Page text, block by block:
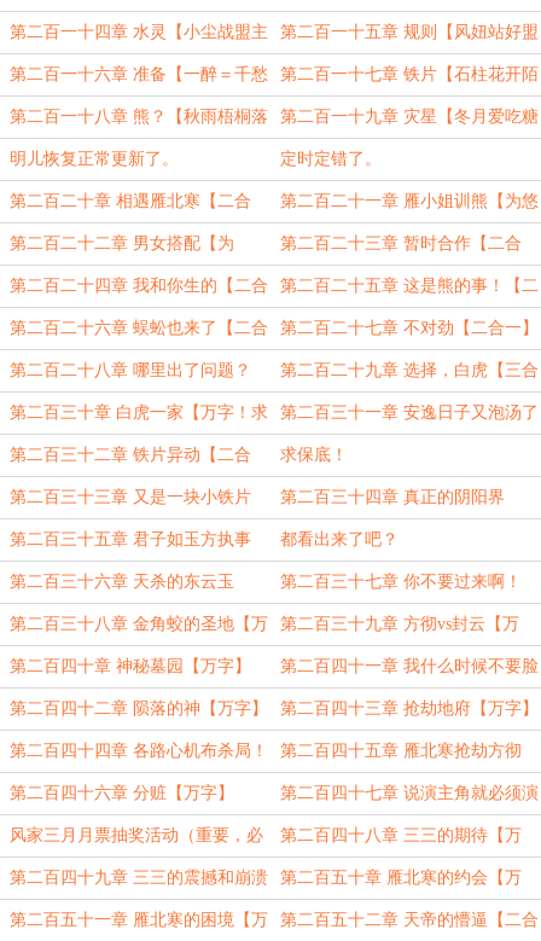
盟主祝大家新年快乐】 主祝福大家新年快乐】
第二百一十四章 水灵【小尘战盟主
祝福大家新年快乐】
第二百一十五章 规则【风妞站好盟
主祝福大家新年快乐】
第二百一十六章 准备【一醉＝千愁
盟主祝大家新年快乐】
第二百一十七章 铁片【石柱花开陌
上香盟主祝大家新年快乐】
第二百一十八章 熊？【秋雨梧桐落
叶时盟主祝大家新年快乐】
第二百一十九章 灾星【冬月爱吃糖
盟主祝大家新年快乐】
明儿恢复正常更新了。 定时定错了。
第二百二十章 相遇雁北寒【二合
一】
第二百二十一章 雁小姐训熊【为悠
闲小黑手盟主加更】
第二百二十二章 男女搭配【为
miracle风息盟主加更】
第二百二十三章 暂时合作【二合
一】
第二百二十四章 我和你生的【二合
一】
第二百二十五章 这是熊的事！【二
合一】
第二百二十六章 蜈蚣也来了【二合
一】
第二百二十七章 不对劲【二合一】
第二百二十八章 哪里出了问题？
【二合一】
第二百二十九章 选择，白虎【三合
一】
第二百三十章 白虎一家【万字！求
月票！】
第二百三十一章 安逸日子又泡汤了
【二合一】
第二百三十二章 铁片异动【二合
一】
求保底！
第二百三十三章 又是一块小铁片
【万字！】
第二百三十四章 真正的阴阳界
【万！】
第二百三十五章 君子如玉方执事
【万字！】
都看出来了吧？
第二百三十六章 天杀的东云玉
【万！】
第二百三十七章 你不要过来啊！
【万字】
第二百三十八章 金角蛟的圣地【万
字】
第二百三十九章 方彻vs封云【万
字】
第二百四十章 神秘墓园【万字】 第二百四十一章 我什么时候不要脸
了？【万字】
第二百四十二章 陨落的神【万字】 第二百四十三章 抢劫地府【万字】
第二百四十四章 各路心机布杀局！
【万字！】
第二百四十五章 雁北寒抢劫方彻
【万字】
第二百四十六章 分赃【万字】 第二百四十七章 说演主角就必须演
主角！【万字！】
风家三月月票抽奖活动（重要，必
看！）
第二百四十八章 三三的期待【万
字】
第二百四十九章 三三的震撼和崩溃
【万字】
第二百五十章 雁北寒的约会【万
字。祝大表哥盟主生日快乐！】
第二百五十一章 雁北寒的困境【万 第二百五十二章 天帝的懵逼【二合